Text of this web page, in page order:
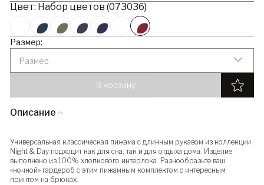
Цвет: Набор цветов (073036)
Размер:
Размер
В корзину
Описание
Универсальная классическая пижама с длинным рукавом из коллекции
Night & Day подходит как для сна, так и для отдыха дома. Изделие
выполнено из 100% хлопкового интерлока. Разнообразьте ваш
«ночной» гардероб с этим пижамным комплектом с интересным
принтом на брюках.